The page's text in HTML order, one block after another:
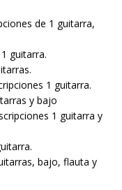
de 1 guitarra,
guitarra.
1 guitarra.
y bajo
1 guitarra y
bajo, flauta y